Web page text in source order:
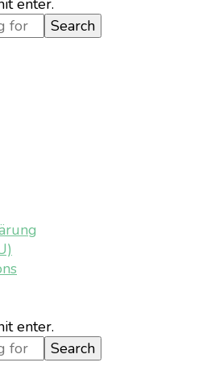
enter.
enter.